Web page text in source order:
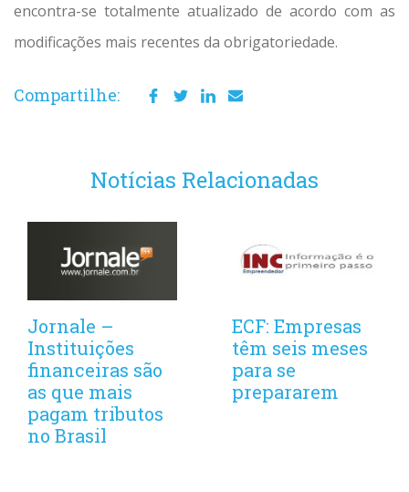
encontra-se totalmente atualizado de acordo com as
modificações mais recentes da obrigatoriedade.
Compartilhe:
Notícias Relacionadas
Jornale –
Instituições
financeiras são
as que mais
pagam tributos
no Brasil
ECF: Empresas
têm seis meses
para se
prepararem